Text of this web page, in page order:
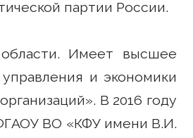
партии России.
Имеет высшее
и экономики
В 2016 году
ВО «КФУ имени В.И.